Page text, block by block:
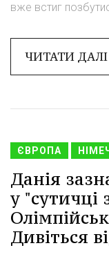
вже встиг
ЧИТАТИ ДАЛІ
ЄВРОПА
Данія
у "сутичці
Дивіться